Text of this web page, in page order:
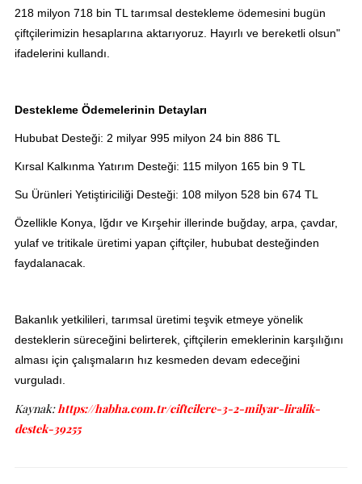
218 milyon 718 bin TL tarımsal destekleme ödemesini bugün
çiftçilerimizin hesaplarına aktarıyoruz. Hayırlı ve bereketli olsun"
ifadelerini kullandı.
Destekleme Ödemelerinin Detayları
Hububat Desteği: 2 milyar 995 milyon 24 bin 886 TL
Kırsal Kalkınma Yatırım Desteği: 115 milyon 165 bin 9 TL
Su Ürünleri Yetiştiriciliği Desteği: 108 milyon 528 bin 674 TL
Özellikle Konya, Iğdır ve Kırşehir illerinde buğday, arpa, çavdar,
yulaf ve tritikale üretimi yapan çiftçiler, hububat desteğinden
faydalanacak.
Bakanlık yetkilileri, tarımsal üretimi teşvik etmeye yönelik
desteklerin süreceğini belirterek, çiftçilerin emeklerinin karşılığını
alması için çalışmaların hız kesmeden devam edeceğini
vurguladı.
Kaynak:https://habha.com.tr/ciftcilere-3-2-milyar-liralik-
destek-39255